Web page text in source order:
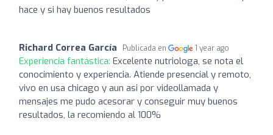
hace y si hay buenos resultados
Richard Correa García Publicada en 1 year ago
Experiencia fantástica: Excelente nutriologa, se nota el
conocimiento y experiencia. Atiende presencial y remoto,
vivo en usa chicago y aun asi por videollamada y
mensajes me pudo acesorar y conseguir muy buenos
resultados, la recomiendo al 100%